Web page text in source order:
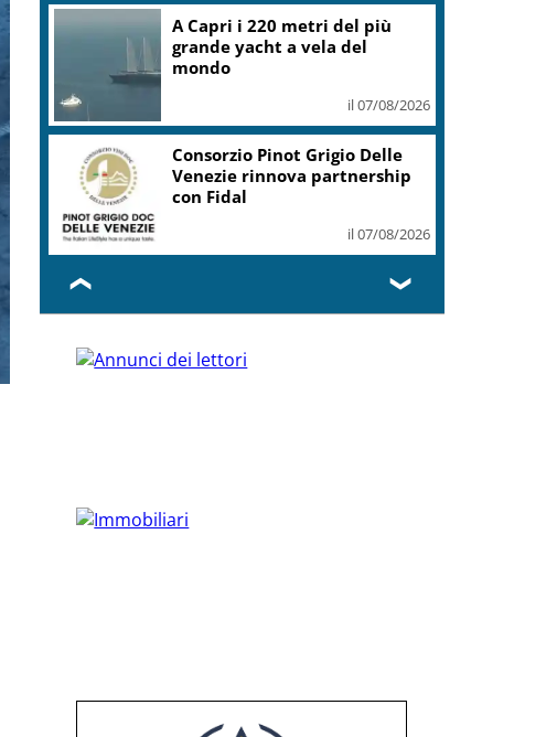
A Capri i 220 metri del più
grande yacht a vela del
mondo
il 07/08/2026
Consorzio Pinot Grigio Delle
Venezie rinnova partnership
con Fidal
il 07/08/2026
❮ ❯